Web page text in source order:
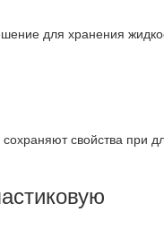
для хранения
свойства при